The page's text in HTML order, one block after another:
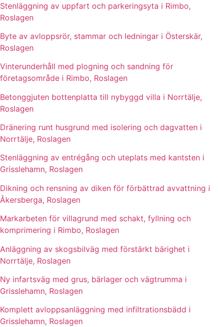
Stenläggning av uppfart och parkeringsyta i Rimbo,
Roslagen
Byte av avloppsrör, stammar och ledningar i Österskär,
Roslagen
Vinterunderhåll med plogning och sandning för
företagsområde i Rimbo, Roslagen
Betonggjuten bottenplatta till nybyggd villa i Norrtälje,
Roslagen
Dränering runt husgrund med isolering och dagvatten i
Norrtälje, Roslagen
Stenläggning av entrégång och uteplats med kantsten i
Grisslehamn, Roslagen
Dikning och rensning av diken för förbättrad avvattning i
Åkersberga, Roslagen
Markarbeten för villagrund med schakt, fyllning och
komprimering i Rimbo, Roslagen
Anläggning av skogsbilväg med förstärkt bärighet i
Norrtälje, Roslagen
Ny infartsväg med grus, bärlager och vägtrumma i
Grisslehamn, Roslagen
Komplett avloppsanläggning med infiltrationsbädd i
Grisslehamn, Roslagen